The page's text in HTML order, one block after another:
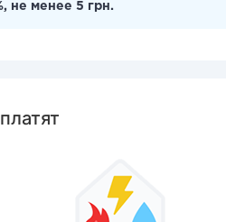
не менее 5 грн.